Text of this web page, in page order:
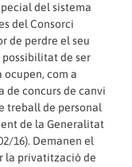
del sistema
del Consorci
de perdre el seu
de ser
com a
de concurs de canvi
treball de personal
de la Generalitat
16). Demanen el
la privatització de